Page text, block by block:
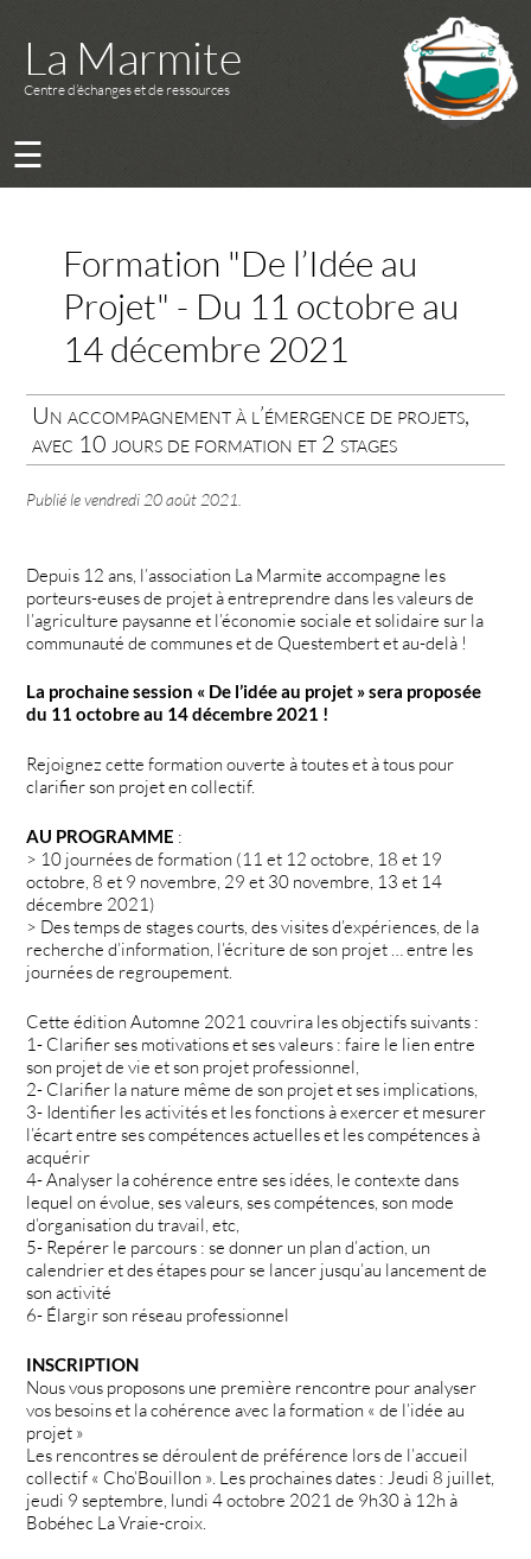
La Marmite
Centre d’échanges et de ressources
☰
Formation "De l’Idée au
Projet" - Du 11 octobre au
14 décembre 2021
Un accompagnement à l’émergence de projets,
avec 10 jours de formation et 2 stages
Publié levendredi 20 août 2021
Depuis 12 ans, l’association La Marmite accompagne les
porteurs-euses de projet à entreprendre dans les valeurs de
l’agriculture paysanne et l’économie sociale et solidaire sur la
communauté de communes et de Questembert et au-delà !
La prochaine session « De l’idée au projet » sera proposée
du 11 octobre au 14 décembre 2021 !
Rejoignez cette formation ouverte à toutes et à tous pour
clarifier son projet en collectif.
AU PROGRAMME :
> 10 journées de formation (11 et 12 octobre, 18 et 19
octobre, 8 et 9 novembre, 29 et 30 novembre, 13 et 14
décembre 2021)
> Des temps de stages courts, des visites d’expériences, de la
recherche d’information, l’écriture de son projet … entre les
journées de regroupement.
Cette édition Automne 2021 couvrira les objectifs suivants :
1- Clarifier ses motivations et ses valeurs : faire le lien entre
son projet de vie et son projet professionnel,
2- Clarifier la nature même de son projet et ses implications,
3- Identifier les activités et les fonctions à exercer et mesurer
l’écart entre ses compétences actuelles et les compétences à
acquérir
4- Analyser la cohérence entre ses idées, le contexte dans
lequel on évolue, ses valeurs, ses compétences, son mode
d’organisation du travail, etc,
5- Repérer le parcours : se donner un plan d’action, un
calendrier et des étapes pour se lancer jusqu’au lancement de
son activité
6- Élargir son réseau professionnel
INSCRIPTION
Nous vous proposons une première rencontre pour analyser
vos besoins et la cohérence avec la formation « de l’idée au
projet »
Les rencontres se déroulent de préférence lors de l’accueil
collectif « Cho’Bouillon ». Les prochaines dates : Jeudi 8 juillet,
jeudi 9 septembre, lundi 4 octobre 2021 de 9h30 à 12h à
Bobéhec La Vraie-croix.